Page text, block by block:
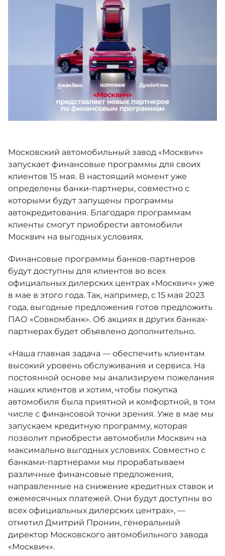
Москвич 6
Яркий динамичный седан
от 2 237 000 ₽*
Москвич 3 с ручным
управлением (РУ)
Кроссовер, создающий равные
возможности
Москвич 8
Практичный семиместный
кроссовер
от 3 125 000 ₽*
Спецпредложения
Калькулятор трейд-ин
СЕРВИСНЫЕ АКЦИИ
Московский автомобильный завод «Москвич»
запускает финансовые программы для своих
клиентов 15 мая. В настоящий момент уже
определены банки-партнеры, совместно с
которыми будут запущены программы
автокредитования. Благодаря программам
клиенты смогут приобрести автомобили
Москвич на выгодных условиях.
Финансовые программы банков-партнеров
будут доступны для клиентов во всех
официальных дилерских центрах «Москвич» уже
в мае в этого года. Так, например, с 15 мая 2023
года, выгодные предложения готов предложить
ПАО «Совкомбанк». Об акциях в других банках-
партнерах будет объявлено дополнительно.
«Наша главная задача — обеспечить клиентам
высокий уровень обслуживания и сервиса. На
постоянной основе мы анализируем пожелания
наших клиентов и хотим, чтобы покупка
автомобиля была приятной и комфортной, в том
числе с финансовой точки зрения. Уже в мае мы
запускаем кредитную программу, которая
позволит приобрести автомобили Москвич на
максимально выгодных условиях. Совместно с
банками-партнерами мы прорабатываем
различные финансовые предложения,
направленные на снижение кредитных ставок и
ежемесячных платежей. Они будут доступны во
всех официальных дилерских центрах», —
отметил Дмитрий Пронин, генеральный
директор Московского автомобильного завода
«Москвич».